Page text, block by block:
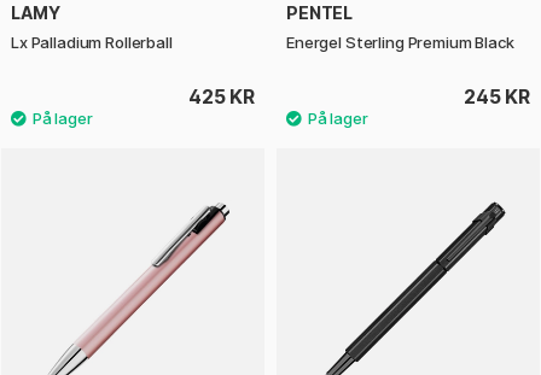
LAMY
Lx Palladium Rollerball
425 KR
PENTEL
Energel Sterling Premium Black
245 KR